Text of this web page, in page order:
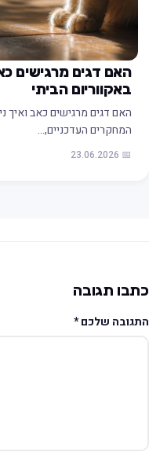
האם דגים מרגישים
באקווריום הביתי
האם דגים מרגישים כאב ואיך
המחקרים העדכניים,…
📅 23.06.2026
תגובה
שלכם*